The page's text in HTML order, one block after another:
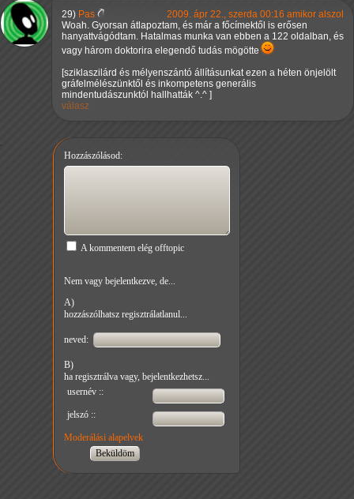
29) Pas
2009. ápr 22., szerda 00:16 amikor alszol
Woah. Gyorsan átlapoztam, és már a főcímektől is erősen
hanyattvágódtam. Hatalmas munka van ebben a 122 oldalban, és
vagy három doktorira elegendő tudás mögötte
[sziklaszilárd és mélyenszántó állításunkat ezen a héten önjelölt
gráfelmélészünktől és inkompetens generális
mindentudászunktól hallhatták ^.^ ]
válasz
Hozzászólásod:
A kommentem elég offtopic
Nem vagy bejelentkezve, de...
A)
hozzászólhatsz regisztrálatlanul...
neved:
B)
ha regisztrálva vagy, bejelentkezhetsz...
usernév ::
jelszó ::
Moderálási alapelvek